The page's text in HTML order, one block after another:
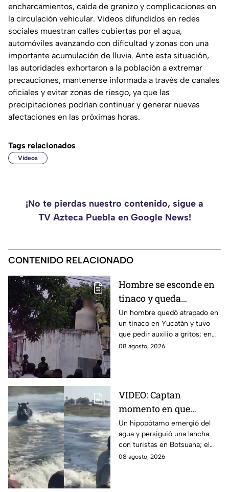
encharcamientos, caída de granizo y complicaciones en
la circulación vehicular. Videos difundidos en redes
sociales muestran calles cubiertas por el agua,
automóviles avanzando con dificultad y zonas con una
importante acumulación de lluvia. Ante esta situación,
las autoridades exhortaron a la población a extremar
precauciones, mantenerse informada a través de canales
oficiales y evitar zonas de riesgo, ya que las
precipitaciones podrían continuar y generar nuevas
afectaciones en las próximas horas.
Tags relacionados
Videos
¡No te pierdas nuestro contenido, sigue a
TV Azteca Puebla en Google News!
CONTENIDO RELACIONADO
Hombre se esconde en
tinaco y queda
atrapado por más de
dos horas en Yucatán;
así lo encontraron
Un hombre quedó atrapado en
un tinaco en Yucatán y tuvo
que pedir auxilio a gritos; en
redes aseguran que intentaba
08 agosto, 2026
VIDEO: Captan
momento en que
hipopótamo sale del
agua para perseguir a
turistas en lancha
Un hipopótamo emergió del
agua y persiguió una lancha
con turistas en Botsuana; el
guía aceleró a tiempo para
08 agosto, 2026